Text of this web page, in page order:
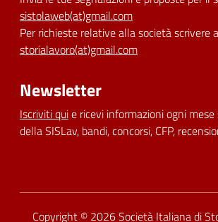
sistolaweb(at)gmail.com
Per richieste relative alla società scrivere a
storialavoro(at)gmail.com
Newsletter
Iscriviti quie ricevi informazioni ogni
della SISLav, bandi, concorsi, CFP,
Copyright © 2026Società Italiana di